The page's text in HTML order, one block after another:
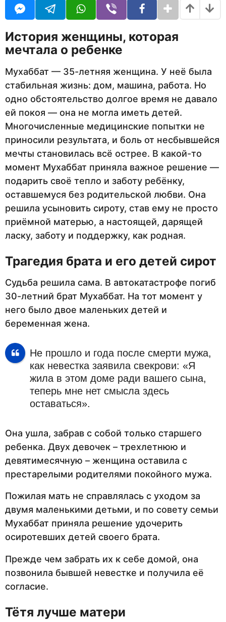
я
ц
е
н
а
з
а
д
R
е
н
з
а
История женщины, которая
мечтала о ребенке
Мухаббат — 35-летняя женщина. У неё была
стабильная жизнь: дом, машина, работа. Но
одно обстоятельство долгое время не давало
ей покоя — она не могла иметь детей.
Многочисленные медицинские попытки не
приносили результата, и боль от несбывшейся
мечты становилась всё острее. В какой-то
момент Мухаббат приняла важное решение —
подарить своё тепло и заботу ребёнку,
оставшемуся без родительской любви. Она
решила усыновить сироту, став ему не просто
приёмной матерью, а настоящей, дарящей
ласку, заботу и поддержку, как родная.
Трагедия брата и его детей сирот
Судьба решила сама. В автокатастрофе погиб
30-летний брат Мухаббат. На тот момент у
него было двое маленьких детей и
беременная жена.
Не прошло и года после смерти мужа,
как невестка заявила свекрови: «Я
жила в этом доме ради вашего сына,
теперь мне нет смысла здесь
оставаться».
Она ушла, забрав с собой только старшего
ребенка. Двух девочек – трехлетнюю и
девятимесячную – женщина оставила с
престарелыми родителями покойного мужа.
Пожилая мать не справлялась с уходом за
двумя маленькими детьми, и по совету семьи
Мухаббат приняла решение удочерить
осиротевших детей своего брата.
Прежде чем забрать их к себе домой, она
позвонила бывшей невестке и получила её
согласие.
Тётя лучше матери